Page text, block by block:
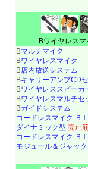
Bワイヤレスマ
Bマルチマイク
Bワイヤレスマイク
B店内放送システム
BキャリーアンプCD
Bワイヤレススピーカ
Bワイヤレスマルチセ
Bガイドシステム
コードレスマイク Ｂ
ダイナミック型 売れ
コードレスマイク Ｂ
モジュール＆ジャック